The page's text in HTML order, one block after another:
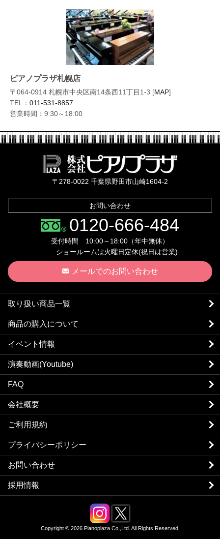
ピアノプラザ札幌店
〒064-0914 札幌市中央区南14条西11丁目1-3 [MAP]
TEL： 011-531-8857
営業時間：9:30～18:00
〒278-0022 千葉県野田市山崎1604-2
お問い合わせ
0120-666-484
受付時間 10:00～18:00（年中無休）
ショールームは火曜日定休(祝日は営業)
メールでのお問い合わせ
取り扱い商品一覧
商品の購入について
イベント情報
演奏動画(Youtube)
FAQ
会社概要
ご利用規約
プライバシーポリシー
お問い合わせ
採用情報
Copyright © 2026 Pianoplaza Co.,Ltd. All Rights Reserved.